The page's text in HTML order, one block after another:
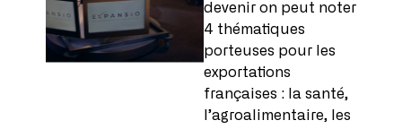
devenir on peut noter
4 thématiques
porteuses pour les
exportations
françaises : la santé,
l’agroalimentaire, les